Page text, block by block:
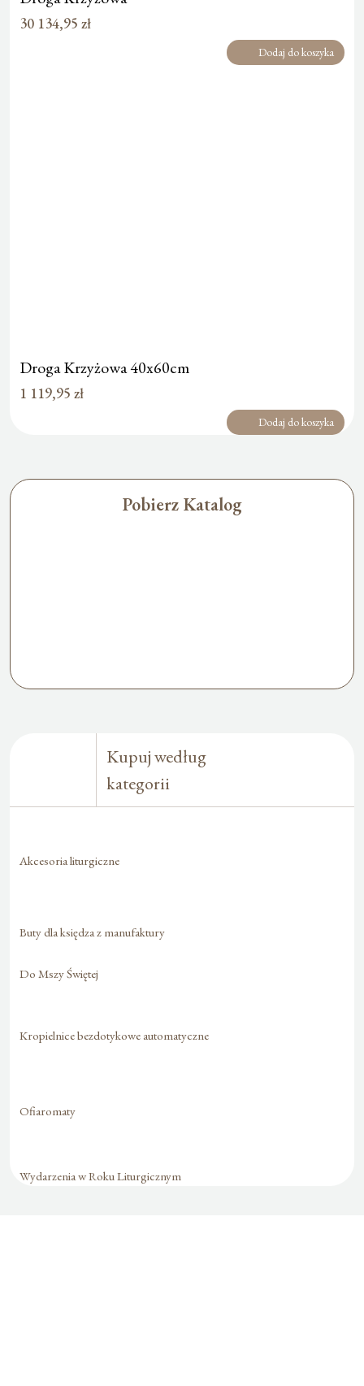
30 134,95 zł
Dodaj do koszyka
Droga Krzyżowa 40x60cm
1 119,95 zł
Dodaj do koszyka
Pobierz Katalog
Kupuj według
kategorii
Akcesoria liturgiczne
Buty dla księdza z manufaktury
Do Mszy Świętej
Kropielnice bezdotykowe automatyczne
Ofiaromaty
Wydarzenia w Roku Liturgicznym